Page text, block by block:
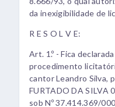
da inexigibilidade de
R E S O L V E:
Art. 1.º - Fica
procedimento
cantor Leandro Silva,
FURTADO DA SILVA
sob Nº 37.414.369/